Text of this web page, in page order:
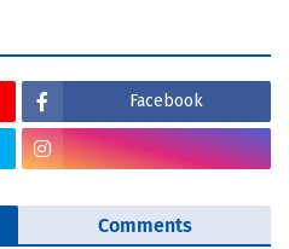
Facebook
Comments